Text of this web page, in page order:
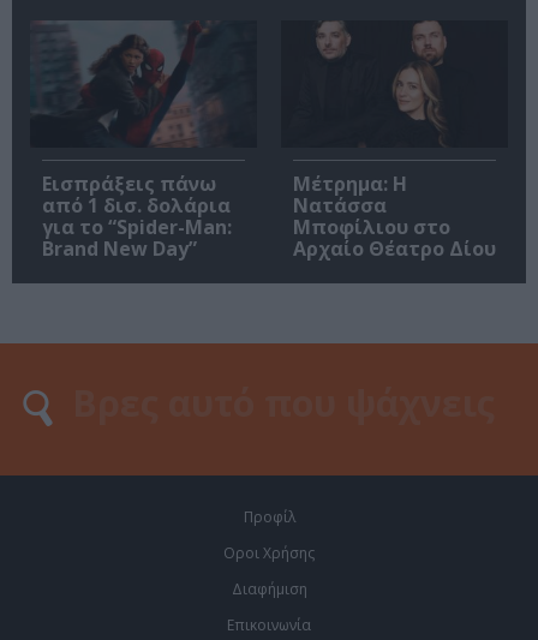
Εισπράξεις πάνω
από 1 δισ. δολάρια
για το “Spider-Man:
Brand New Day”
Μέτρημα: Η
Νατάσσα
Μποφίλιου στο
Αρχαίο Θέατρο Δίου
Προφίλ
Οροι Χρήσης
Διαφήμιση
Επικοινωνία